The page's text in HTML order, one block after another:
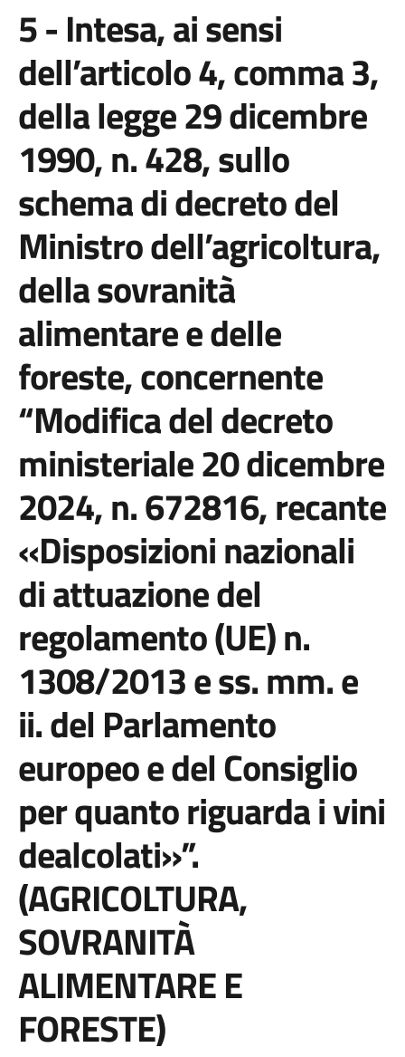
5 - Intesa, ai sensi
dell’articolo 4, comma 3,
della legge 29 dicembre
1990, n. 428, sullo
schema di decreto del
Ministro dell’agricoltura,
della sovranità
alimentare e delle
foreste, concernente
“Modifica del decreto
ministeriale 20 dicembre
2024, n. 672816, recante
«Disposizioni nazionali
di attuazione del
regolamento (UE) n.
1308/2013 e ss. mm. e
ii. del Parlamento
europeo e del Consiglio
per quanto riguarda i vini
dealcolati»”.
(AGRICOLTURA,
SOVRANITÀ
ALIMENTARE E
FORESTE)